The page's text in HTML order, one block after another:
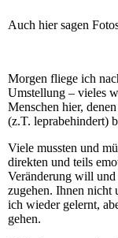
Auch hier sagen
Morgen fliege ich
Umstellung – vieles
Menschen hier,
(z.T. leprabehindert)
Viele mussten und
direkten und teils
Veränderung will
zugehen. Ihnen nicht
ich wieder gelernt,
gehen.